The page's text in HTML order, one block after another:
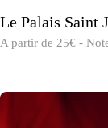
Le Palais Saint
A partir de 25€ -